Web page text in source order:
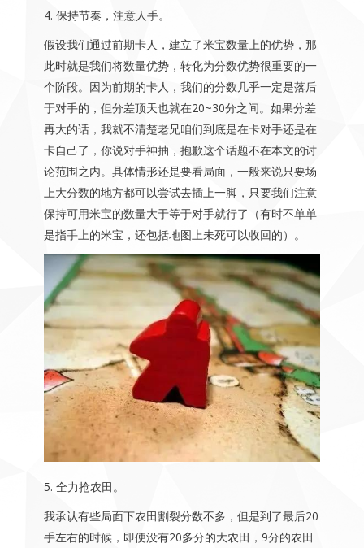
4. 保持节奏，注意人手。
假设我们通过前期卡人，建立了米宝数量上的优势，那
此时就是我们将数量优势，转化为分数优势很重要的一
个阶段。因为前期的卡人，我们的分数几乎一定是落后
于对手的，但分差顶天也就在20~30分之间。如果分差
再大的话，我就不清楚老兄咱们到底是在卡对手还是在
卡自己了，你说对手神抽，抱歉这个话题不在本文的讨
论范围之内。具体情形还是要看局面，一般来说只要场
上大分数的地方都可以尝试去插上一脚，只要我们注意
保持可用米宝的数量大于等于对手就行了（有时不单单
是指手上的米宝，还包括地图上未死可以收回的）。
5. 全力抢农田。
我承认有些局面下农田割裂分数不多，但是到了最后20
手左右的时候，即便没有20多分的大农田，9分的农田